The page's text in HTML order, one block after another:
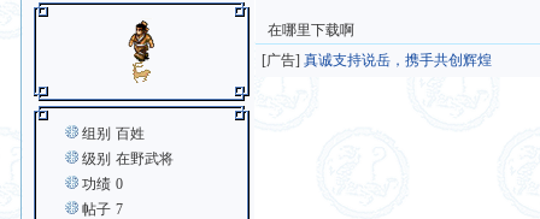
组别 百姓
级别 在野武将
功绩 0
帖子 7
在哪里下载啊
[广告]真诚支持说岳，携手共创辉煌